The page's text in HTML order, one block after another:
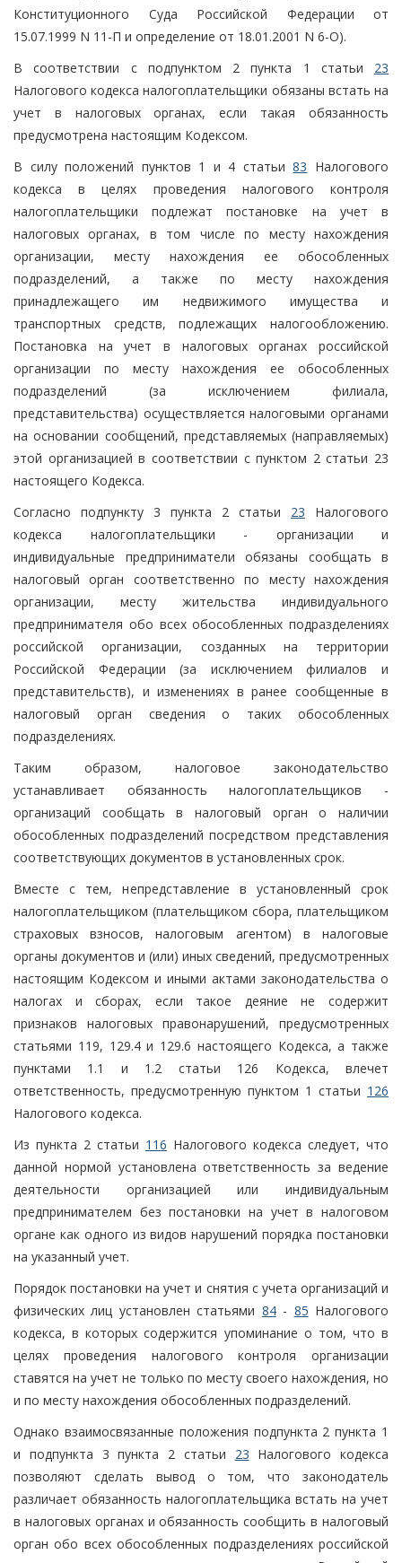
Конституционного Суда Российской Федерации от
15.07.1999 N 11-П и определение от 18.01.2001 N 6-О).
В соответствии с подпунктом 2 пункта 1 статьи 23
Налогового кодекса налогоплательщики обязаны встать на
учет в налоговых органах, если такая обязанность
предусмотрена настоящим Кодексом.
В силу положений пунктов 1 и 4 статьи83 Налогового
кодекса в целях проведения налогового контроля
налогоплательщики подлежат постановке на учет в
налоговых органах, в том числе по месту нахождения
организации, месту нахождения ее обособленных
подразделений, а также по месту нахождения
принадлежащего им недвижимого имущества и
транспортных средств, подлежащих налогообложению.
Постановка на учет в налоговых органах российской
организации по месту нахождения ее обособленных
подразделений (за исключением филиала,
представительства) осуществляется налоговыми органами
на основании сообщений, представляемых (направляемых)
этой организацией в соответствии с пунктом 2 статьи 23
настоящего Кодекса.
Согласно подпункту 3 пункта 2 статьи 23 Налогового
кодекса налогоплательщики - организации и
индивидуальные предприниматели обязаны сообщать в
налоговый орган соответственно по месту нахождения
организации, месту жительства индивидуального
предпринимателя обо всех обособленных подразделениях
российской организации, созданных на территории
Российской Федерации (за исключением филиалов и
представительств), и изменениях в ранее сообщенные в
налоговый орган сведения о таких обособленных
подразделениях.
Таким образом, налоговое законодательство
устанавливает обязанность налогоплательщиков -
организаций сообщать в налоговый орган о наличии
обособленных подразделений посредством представления
соответствующих документов в установленных срок.
Вместе с тем, непредставление в установленный срок
налогоплательщиком (плательщиком сбора, плательщиком
страховых взносов, налоговым агентом) в налоговые
органы документов и (или) иных сведений, предусмотренных
настоящим Кодексом и иными актами законодательства о
налогах и сборах, если такое деяние не содержит
признаков налоговых правонарушений, предусмотренных
статьями 119, 129.4 и 129.6 настоящего Кодекса, а также
пунктами 1.1 и 1.2 статьи 126 Кодекса, влечет
ответственность, предусмотренную пунктом 1 статьи 126
Налогового кодекса.
Из пункта 2 статьи 116 Налогового кодекса следует, что
данной нормой установлена ответственность за ведение
деятельности организацией или индивидуальным
предпринимателем без постановки на учет в налоговом
органе как одного из видов нарушений порядка постановки
на указанный учет.
Порядок постановки на учет и снятия с учета организаций и
физических лиц установлен статьями 84- 85 Налогового
кодекса, в которых содержится упоминание о том, что в
целях проведения налогового контроля организации
ставятся на учет не только по месту своего нахождения, но
и по месту нахождения обособленных подразделений.
Однако взаимосвязанные положения подпункта 2 пункта 1
и подпункта 3 пункта 2 статьи 23 Налогового кодекса
позволяют сделать вывод о том, что законодатель
различает обязанность налогоплательщика встать на учет
в налоговых органах и обязанность сообщить в налоговый
орган обо всех обособленных подразделениях российской